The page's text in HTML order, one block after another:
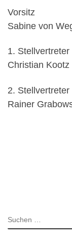
Vorsitz
Sabine von
1. Stellvertreter
Christian Kootz
2. Stellvertreter
Rainer
SUCHE